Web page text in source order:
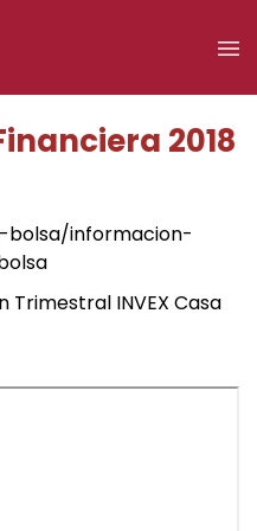
2018
bolsa/informacion-
Trimestral INVEX Casa